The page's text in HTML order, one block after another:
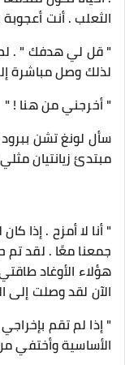
الثعلب . أنت
" قل لي هدفك " . لم
لذلك وصل مباشرة
" أخرجني من هنا ! "
سأل لونغ تشن
مبتدئ زيانتيان
" أنا لا أمزح . إذا
جمعنا معًا . لقد تم
هؤلاء الأوغاد
الآن لقد وصلت
" إذا لم تقم
الأساسية وأختفي